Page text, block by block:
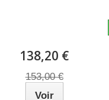
138,20 €
153,00 €
Voir